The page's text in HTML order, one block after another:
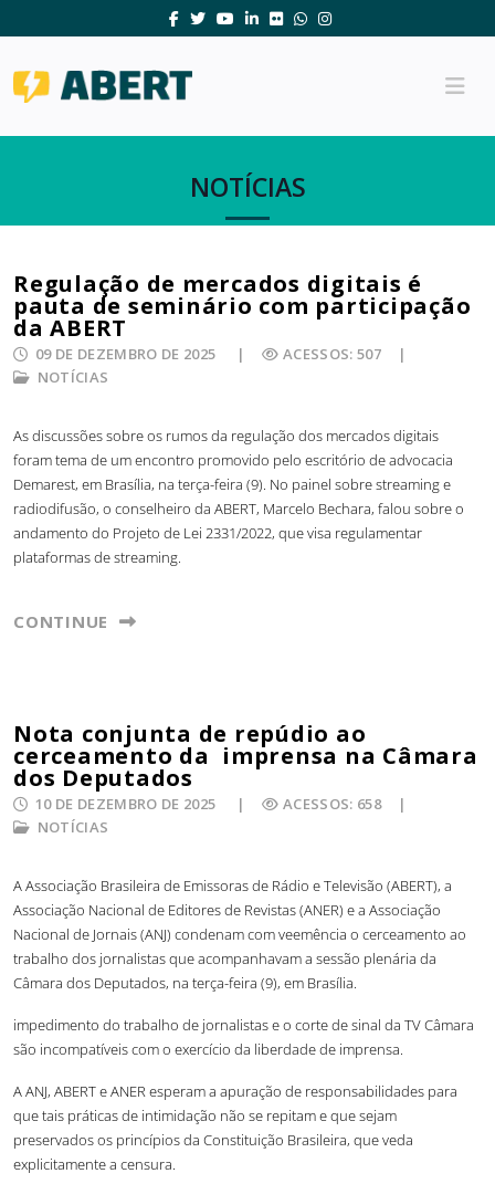
NOTÍCIAS
Regulação de mercados digitais é
pauta de seminário com participação
da ABERT
NOTÍCIAS
09 DE DEZEMBRO DE 2025 ACESSOS: 507
As discussões sobre os rumos da regulação dos mercados digitais
foram tema de um encontro promovido pelo escritório de advocacia
Demarest, em Brasília, na terça-feira (9). No painel sobre streaming e
radiodifusão, o conselheiro da ABERT, Marcelo Bechara, falou sobre o
andamento do Projeto de Lei 2331/2022, que visa regulamentar
plataformas de streaming.
CONTINUE
Nota conjunta de repúdio ao
cerceamento da imprensa na Câmara
dos Deputados
NOTÍCIAS
10 DE DEZEMBRO DE 2025 ACESSOS: 658
A Associação Brasileira de Emissoras de Rádio e Televisão (ABERT), a
Associação Nacional de Editores de Revistas (ANER) e a Associação
Nacional de Jornais (ANJ) condenam com veemência o cerceamento ao
trabalho dos jornalistas que acompanhavam a sessão plenária da
Câmara dos Deputados, na terça-feira (9), em Brasília.
impedimento do trabalho de jornalistas e o corte de sinal da TV Câmara
são incompatíveis com o exercício da liberdade de imprensa.
A ANJ, ABERT e ANER esperam a apuração de responsabilidades para
que tais práticas de intimidação não se repitam e que sejam
preservados os princípios da Constituição Brasileira, que veda
explicitamente a censura.